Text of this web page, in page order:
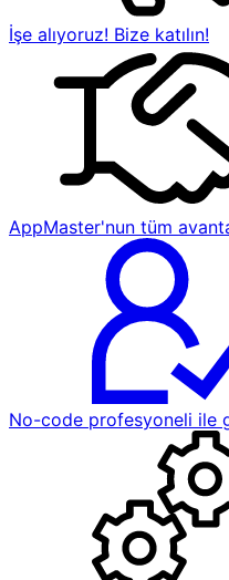
İşe alıyoruz! Bize katılın!
AppMaster'nun tüm
No-code profesyoneli ile